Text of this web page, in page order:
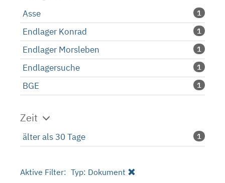
Asse 1
Endlager Konrad 1
Endlager Morsleben 1
Endlagersuche 1
BGE 1
Zeit
älter als 30 Tage 1
Aktive Filter: Typ: Dokument